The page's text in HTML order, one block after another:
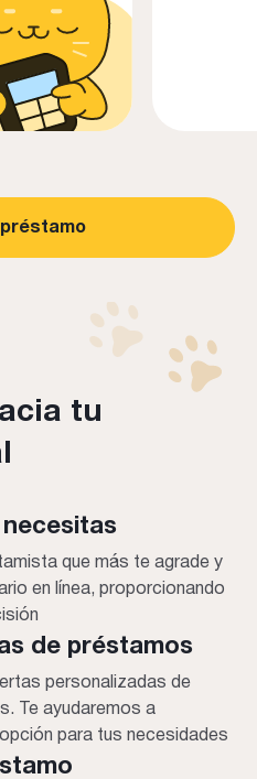
préstamo
tu
necesitas
que más te agrade y
en línea, proporcionando
de préstamos
personalizadas de
Te ayudaremos a
para tus necesidades